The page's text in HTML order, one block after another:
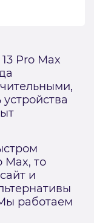
Pro Max
Max, то
и
работаем